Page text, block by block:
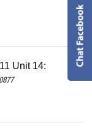
Unit 14: